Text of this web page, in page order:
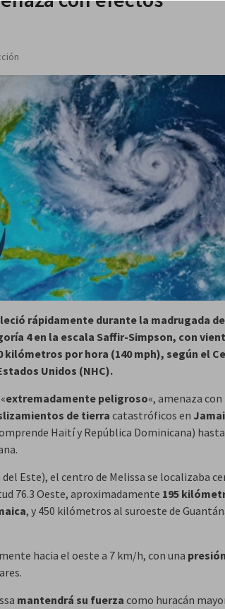
rápidamente durante la madrugada
4 en la escala Saffir-Simpson, con
kilómetros por hora (140 mph), según el
Unidos (NHC).
extremadamente peligroso«, amenaza con
de tierra catastróficos en
Haití y República Dominicana) hasta
Este), el centro de Melissa se localizaba
76.3 Oeste, aproximadamente 195
, y 450 kilómetros al suroeste de
hacia el oeste a 7 km/h, con una presión
mantendrá su fuerza como huracán